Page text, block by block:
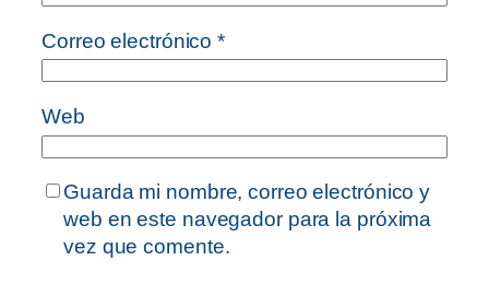
Correo electrónico*
Web
Guarda mi nombre, correo electrónico y
web en este navegador para la próxima
vez que comente.